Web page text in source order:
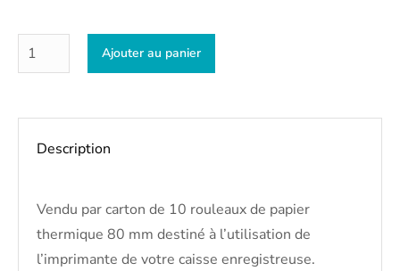
Ajouter au panier
Description
Vendu par carton de 10 rouleaux de papier
thermique 80 mm destiné à l’utilisation de
l’imprimante de votre caisse enregistreuse.